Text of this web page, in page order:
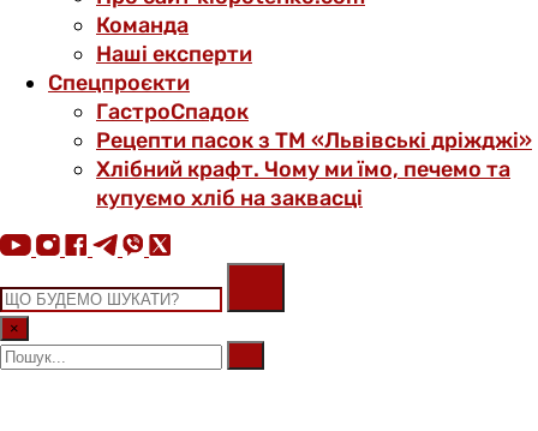
Команда
Наші експерти
Спецпроєкти
ГастроСпадок
Рецепти пасок з ТМ «Львівські дріжджі»
Хлібний крафт. Чому ми їмо, печемо та
купуємо хліб на заквасці
×